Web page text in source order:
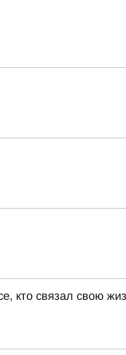
кто связал свою